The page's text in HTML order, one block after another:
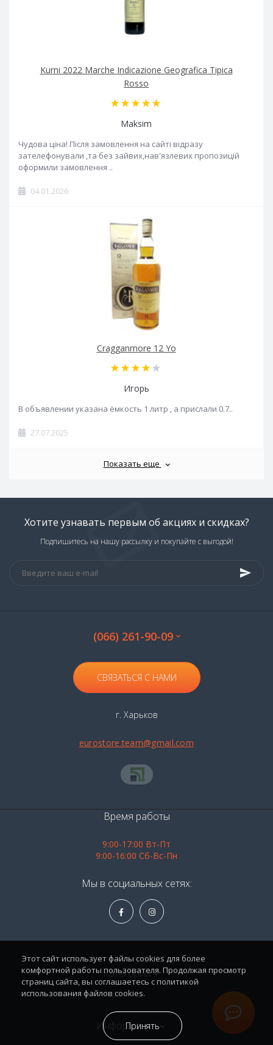
Kurni 2022 Marche Indicazione Geografica Tipica
Rosso
Maksim
Чудова ціна! Після замовлення на сайті відразу
зателефонували ,та без зайвих,нав'язлевих пропозицій
оформили замовлення ..
04.01.2026
Cragganmore 12 Yo
Игорь
В объявлении указана ёмкость 1 литр , а прислали 0.7..
27.07.2025
Показать еще
Хотите узнавать первым об акциях и скидках?
Подпишитесь на нашу рассылку и покупайте с выгодой!
(066) 261-90-09
СВЯЗАТЬСЯ С НАМИ
г. Харьков
eurostore.team@gmail.com
Категории
Продукты питания
Информация
Время работы
9:00-17:00 Вт-Пт
9:00-16:00 Сб-Вс-Пн
Мы в социальных сетях:
Этот сайт использует файлы cookies для более
комфортной работы пользователя. Продолжая просмотр
страниц сайта, вы соглашаетесь с политикой
использования файлов cookies.
Принять